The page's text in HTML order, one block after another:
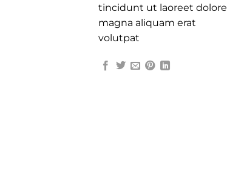
tincidunt ut laoreet dolore
magna aliquam erat
volutpat